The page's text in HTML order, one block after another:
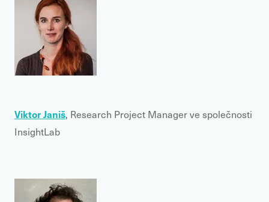
Viktor Janiš, Research Project Manager ve společnosti
InsightLab